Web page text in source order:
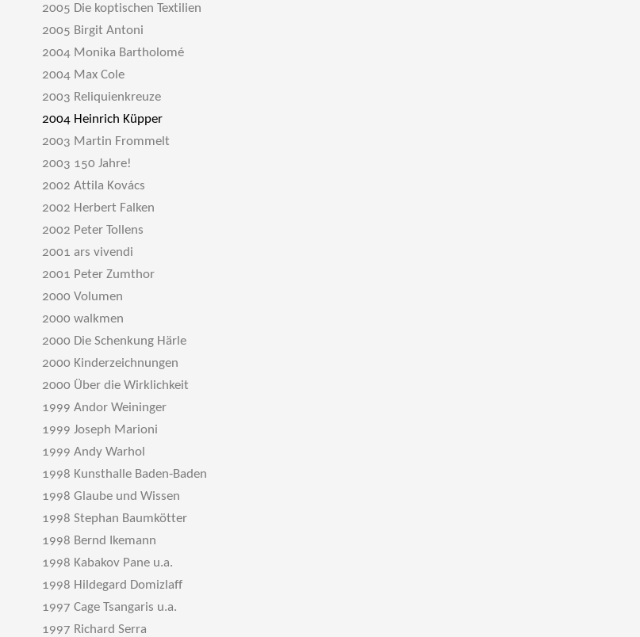
2005 Die koptischen Textilien
2005 Birgit Antoni
2004 Monika Bartholomé
2004 Max Cole
2003 Reliquienkreuze
2004 Heinrich Küpper
2003 Martin Frommelt
2003 150 Jahre!
2002 Attila Kovács
2002 Herbert Falken
2002 Peter Tollens
2001 ars vivendi
2001 Peter Zumthor
2000 Volumen
2000 walkmen
2000 Die Schenkung Härle
2000 Kinderzeichnungen
2000 Über die Wirklichkeit
1999 Andor Weininger
1999 Joseph Marioni
1999 Andy Warhol
1998 Kunsthalle Baden-Baden
1998 Glaube und Wissen
1998 Stephan Baumkötter
1998 Bernd Ikemann
1998 Kabakov Pane u.a.
1998 Hildegard Domizlaff
1997 Cage Tsangaris u.a.
1997 Richard Serra